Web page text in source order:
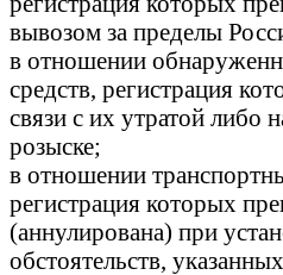
вывозом за пределы
в отношении
средств, регистрация
связи с их утратой либо
розыске;
в отношении
регистрация которых
(аннулирована) при
обстоятельств,